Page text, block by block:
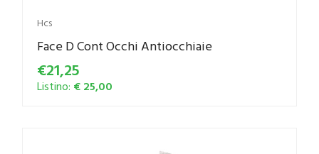
Hcs
Face D Cont Occhi Antiocchiaie
€21,25
Listino: € 25,00